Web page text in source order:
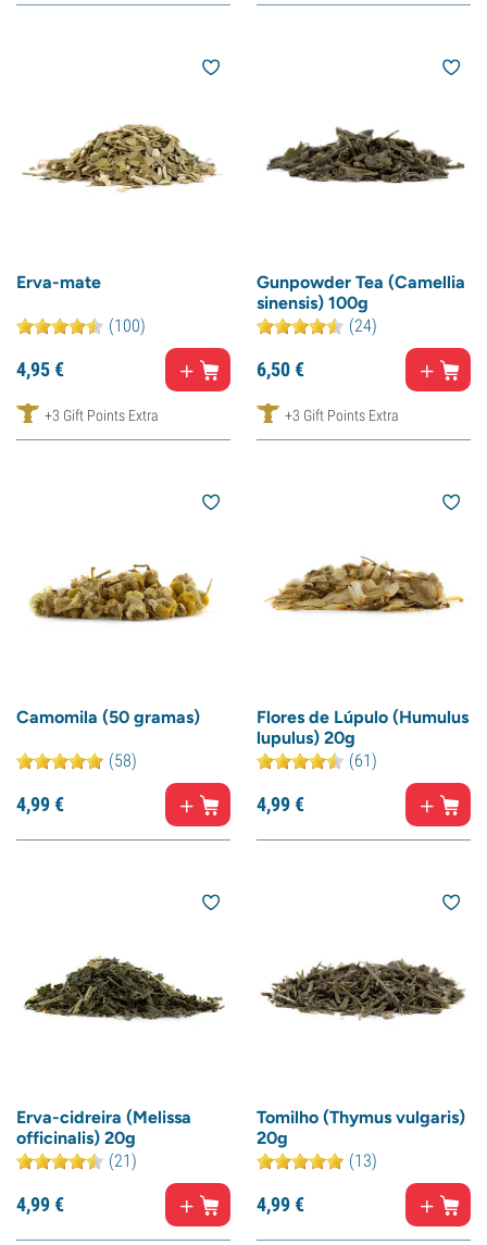
Erva-mate
(100)
4,95€
+3 Gift Points Extra
Gunpowder Tea (Camellia
sinensis) 100g
(24)
6,50€
+3 Gift Points Extra
Camomila (50 gramas)
(58)
4,99€
Flores de Lúpulo (Humulus
lupulus) 20g
(61)
4,99€
Erva-cidreira (Melissa
officinalis) 20g
(21)
4,99€
Tomilho (Thymus vulgaris)
20g
(13)
4,99€